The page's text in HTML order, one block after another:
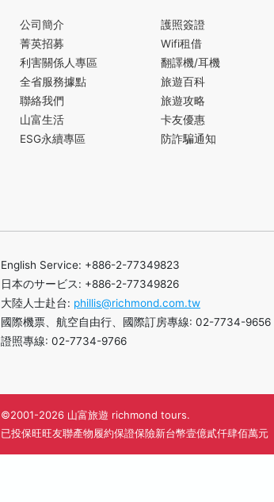
公司簡介
菁英招募
利害關係人專區
全省服務據點
聯絡我們
山富生活
ESG永續專區
護照簽證
Wifi租借
翻譯機/耳機
旅遊百科
旅遊攻略
卡友優惠
防詐騙通知
English Service: +886-2-77349823
日本のサービス: +886-2-77349826
大陸人士赴台: phillis@richmond.com.tw
國際機票、航空自由行、國際訂房專線: 02-7734-9656
證照專線: 02-7734-9766
©2001-2026 山富旅遊 richmond tours.
已投保旺旺友聯產物履約保證保險新台幣壹億貳仟肆佰萬元